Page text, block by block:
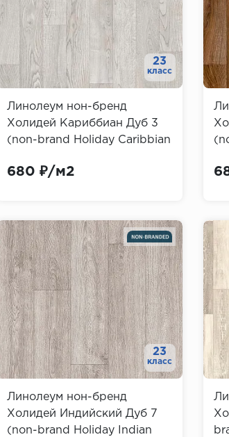
23
класс
Линолеум нон-бренд
Холидей Кариббиан Дуб 3
(non-brand Holiday Caribbian
680 ₽/м2
23
класс
Линолеум нон-бренд
Холидей Индийский Дуб 7
(non-brand Holiday Indian